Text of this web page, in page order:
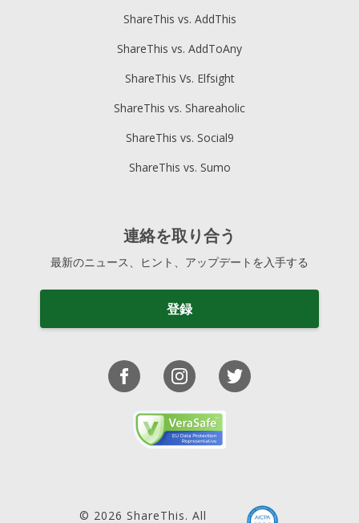
ShareThis vs. AddThis
ShareThis vs. AddToAny
ShareThis Vs. Elfsight
ShareThis vs. Shareaholic
ShareThis vs. Social9
ShareThis vs. Sumo
連絡を取り合う
最新のニュース、ヒント、アップデートを入手する
登録
© 2026 ShareThis. All